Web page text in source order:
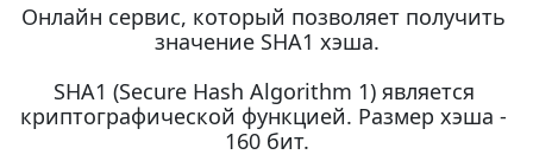
Онлайн сервис, который позволяет получить
значение SHA1 хэша.
SHA1 (Secure Hash Algorithm 1) является
криптографической функцией. Размер хэша -
160 бит.